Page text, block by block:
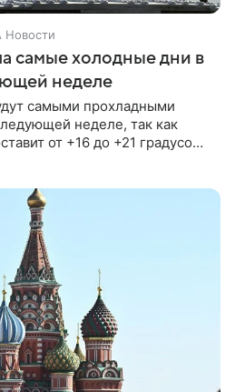
самые холодные дни в
неделе
самыми прохладными
неделе, так как
от +16 до +21 градусов,